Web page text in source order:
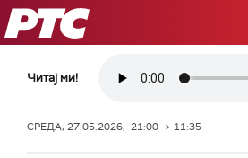
РТС
Читај ми!
СРЕДА, 27.05.2026, 21:00 -> 11:35